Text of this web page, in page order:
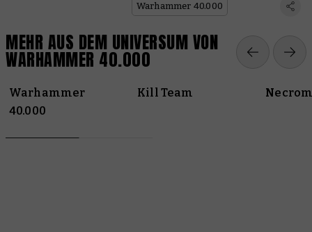
Warhammer 40.000
MEHR AUS DEM UNIVERSUM VON
WARHAMMER 40.000
Warhammer
40.000
Kill Team